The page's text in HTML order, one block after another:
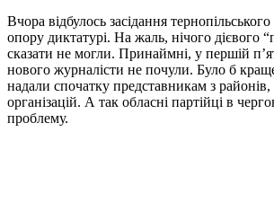
Вчора відбулось засідання
опору диктатурі. На жаль, нічого дієвого
сказати не могли. Принаймні, у першій
нового журналісти не почули. Було б
надали спочатку представникам з
організацій. А так обласні партійці в
проблему.